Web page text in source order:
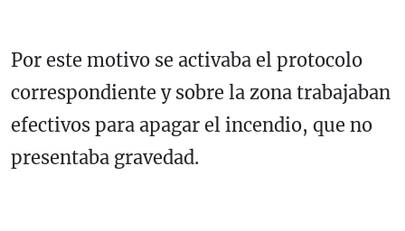
Por este motivo se activaba el protocolo
correspondiente y sobre la zona trabajaban
efectivos para apagar el incendio, que no
presentaba gravedad.